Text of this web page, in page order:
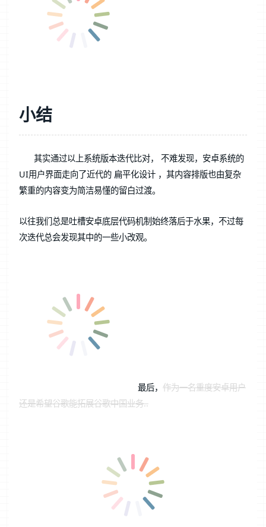
小结
其实通过以上系统版本迭代比对，
不难发现，安卓系统的
UI用户界面走向了近代的 扁平化设计 ，其内容排版也由复杂
繁重的内容变为简洁易懂的留白过渡。
以往我们总是吐槽安卓底层代码机制始终落后于水果，不过每
次迭代总会发现其中的一些小改观。
最后， 作为一名重度安卓用户
还是希望谷歌能拓展谷歌中国业务..